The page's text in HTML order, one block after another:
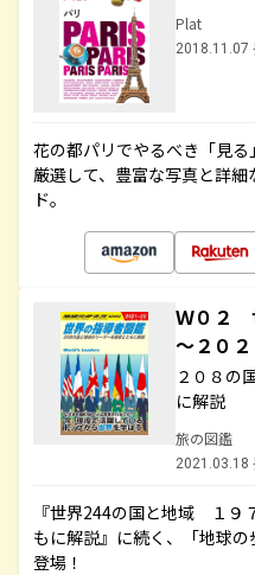
Plat
2018.11.07
花の都パリでやるべき「見
厳選して、豊富な写真と詳
ド。
Ｗ０２
～２０
２０８の
に解説
旅の図鑑
2021.03.18
『世界244の国と地域 １９
もに解説』に続く、「地球
登場！